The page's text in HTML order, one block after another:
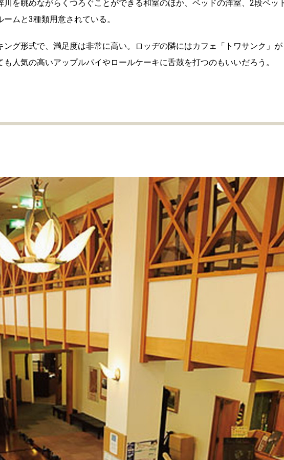
を眺めながらくつろぐことができる和室のほか、ベッドの洋室、2段ベッ
ムと3種類用意されている。
グ形式で、満足度は非常に高い。ロッヂの隣にはカフェ「トワサンク」が
人気の高いアップルパイやロールケーキに舌鼓を打つのもいいだろう。